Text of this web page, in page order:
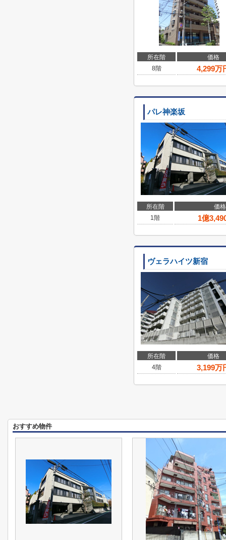
所在階
価格
8階
4,299万
パレ神楽坂
所在階
価格
1階
1億
ヴェラハイツ新宿
所在階
価格
4階
3,199万
おすすめ物件